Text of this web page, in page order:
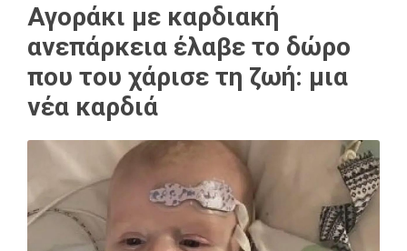
Αγοράκι με καρδιακή
ανεπάρκεια έλαβε το δώρο
που του χάρισε τη ζωή: μια
νέα καρδιά